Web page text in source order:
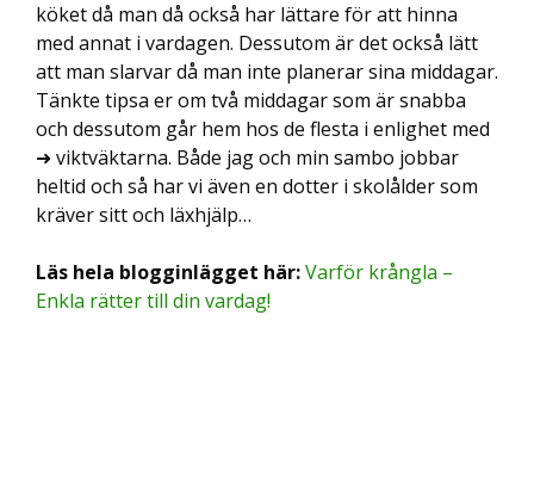
köket då man då också har lättare för att hinna
med annat i vardagen. Dessutom är det också lätt
att man slarvar då man inte planerar sina middagar.
Tänkte tipsa er om två middagar som är snabba
och dessutom går hem hos de flesta i enlighet med
➜ viktväktarna. Både jag och min sambo jobbar
heltid och så har vi även en dotter i skolålder som
kräver sitt och läxhjälp…
Läs hela blogginlägget här:Varför krångla –
Enkla rätter till din vardag!